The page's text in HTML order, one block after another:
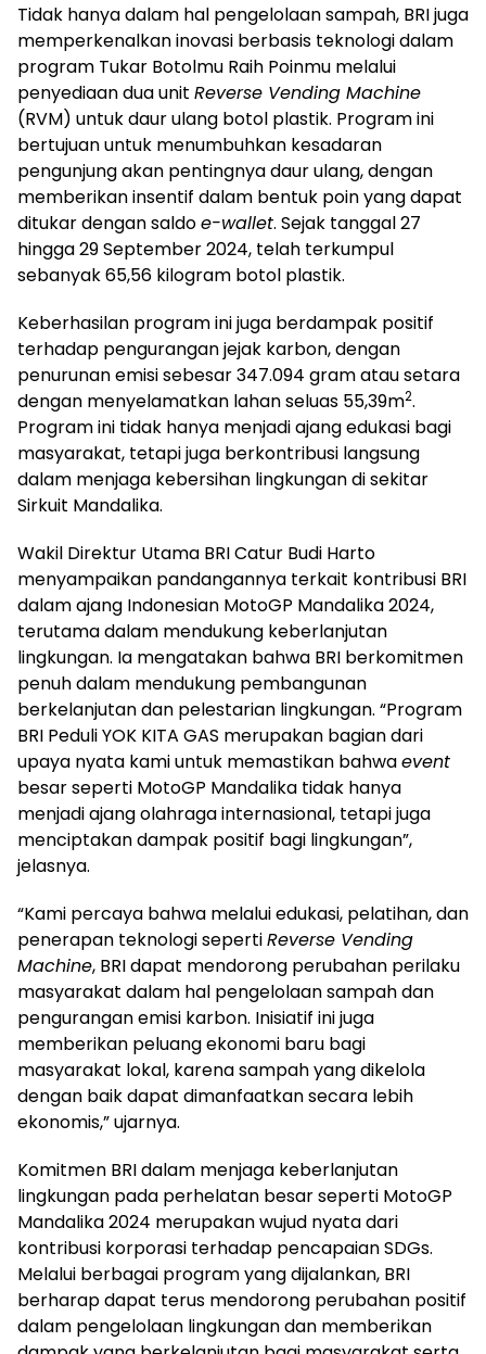
Tidak hanya dalam hal pengelolaan sampah, BRI juga
memperkenalkan inovasi berbasis teknologi dalam
program Tukar Botolmu Raih Poinmu melalui
penyediaan dua unit Reverse Vending Machine
(RVM) untuk daur ulang botol plastik. Program ini
bertujuan untuk menumbuhkan kesadaran
pengunjung akan pentingnya daur ulang, dengan
memberikan insentif dalam bentuk poin yang dapat
ditukar dengan saldoe-wallet. Sejak tanggal 27
hingga 29 September 2024, telah terkumpul
sebanyak 65,56 kilogram botol plastik.
Keberhasilan program ini juga berdampak positif
terhadap pengurangan jejak karbon, dengan
penurunan emisi sebesar 347.094 gram atau setara
dengan menyelamatkan lahan seluas 55,39m2.
Program ini tidak hanya menjadi ajang edukasi bagi
masyarakat, tetapi juga berkontribusi langsung
dalam menjaga kebersihan lingkungan di sekitar
Sirkuit Mandalika.
Wakil Direktur Utama BRI Catur Budi Harto
menyampaikan pandangannya terkait kontribusi BRI
dalam ajang Indonesian MotoGP Mandalika 2024,
terutama dalam mendukung keberlanjutan
lingkungan. Ia mengatakan bahwa BRI berkomitmen
penuh dalam mendukung pembangunan
berkelanjutan dan pelestarian lingkungan. “Program
BRI Peduli YOK KITA GAS merupakan bagian dari
upaya nyata kami untuk memastikan bahwaevent
besar seperti MotoGP Mandalika tidak hanya
menjadi ajang olahraga internasional, tetapi juga
menciptakan dampak positif bagi lingkungan”,
jelasnya.
“Kami percaya bahwa melalui edukasi, pelatihan, dan
penerapan teknologi sepertiReverse Vending
Machine, BRI dapat mendorong perubahan perilaku
masyarakat dalam hal pengelolaan sampah dan
pengurangan emisi karbon. Inisiatif ini juga
memberikan peluang ekonomi baru bagi
masyarakat lokal, karena sampah yang dikelola
dengan baik dapat dimanfaatkan secara lebih
ekonomis,” ujarnya.
Komitmen BRI dalam menjaga keberlanjutan
lingkungan pada perhelatan besar seperti MotoGP
Mandalika 2024 merupakan wujud nyata dari
kontribusi korporasi terhadap pencapaian SDGs.
Melalui berbagai program yang dijalankan, BRI
berharap dapat terus mendorong perubahan positif
dalam pengelolaan lingkungan dan memberikan